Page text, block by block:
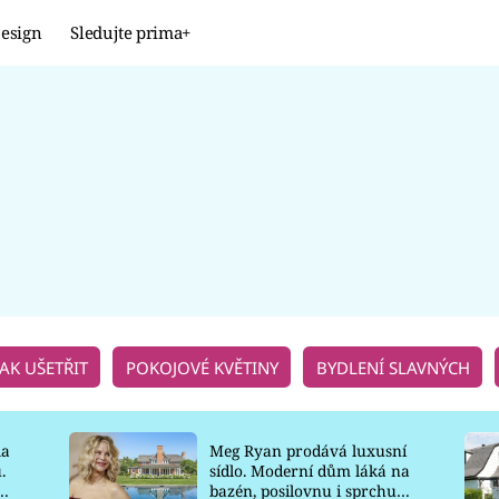
Sledujte prima+
UŠETŘIT POKOJOVÉ KVĚTINY BYDLENÍ SLAVNÝCH
Meg Ryan prodává luxusní
sídlo. Moderní dům láká na
bazén, posilovnu i sprchu